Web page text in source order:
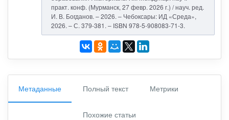
практ. конф. (Мурманск, 27 февр. 2026 г.) / науч. ред.
И. В. Богданов. – 2026. – Чебоксары: ИД «Среда»,
2026. – С. 379-381. – ISBN 978-5-908083-71-3.
Метаданные Полный текст Метрики
Похожие статьи